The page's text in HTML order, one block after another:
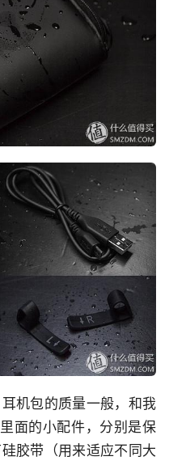
机包的质量一般，和我
面的小配件，分别是保
胶带（用来适应不同大